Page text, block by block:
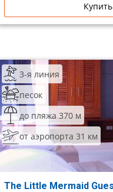
3-я линия
песок
до пляжа 370 м
от аэропорта 31 км
The Little Mermaid